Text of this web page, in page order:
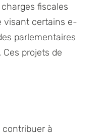
fiscales
visant certains e-
parlementaires
projets de
contribuer à